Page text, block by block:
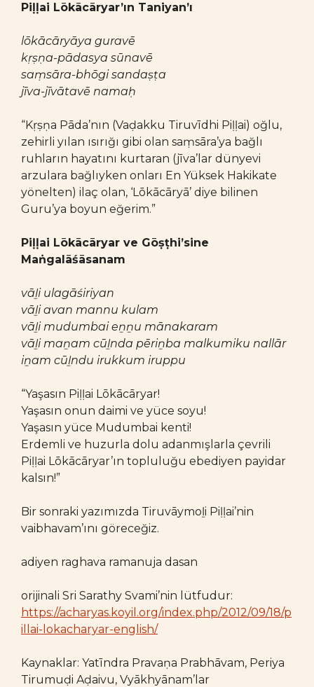
Piḷḷai Lōkācāryar’ın Taniyan’ı
lōkācāryāya guravē
kṛṣṇa-pādasya sūnavē
saṃsāra-bhōgi sandaṣṭa
jīva-jīvātavē namaḥ
“Kṛṣṇa Pāda’nın (Vaḍakku Tiruvīdhi Piḷḷai) oğlu,
zehirli yılan ısırığı gibi olan saṃsāra’ya bağlı
ruhların hayatını kurtaran (jīva’lar dünyevi
arzulara bağlıyken onları En Yüksek Hakikate
yönelten) ilaç olan, ‘Lōkācāryā’ diye bilinen
Guru’ya boyun eğerim.”
Piḷḷai Lōkācāryar ve Gōṣṭhi’sine
Maṅgalāśāsanam
vāḻi ulagāśiriyan
vāḻi avan mannu kulam
vāḻi mudumbai eṉṉu mānakaram
vāḻi maṉam cūḻnda pēriṉba malkumiku nallār
iṉam cūḻndu irukkum iruppu
“Yaşasın Piḷḷai Lōkācāryar!
Yaşasın onun daimi ve yüce soyu!
Yaşasın yüce Mudumbai kenti!
Erdemli ve huzurla dolu adanmışlarla çevrili
Piḷḷai Lōkācāryar’ın topluluğu ebediyen payidar
kalsın!”
Bir sonraki yazımızda Tiruvāymoḻi Piḷḷai’nin
vaibhavam’ını göreceğiz.
adiyen raghava ramanuja dasan
orijinali Sri Sarathy Svami’nin lütfudur:
https://acharyas.koyil.org/index.php/2012/09/18/p
illai-lokacharyar-english/
Kaynaklar: Yatīndra Pravaṇa Prabhāvam, Periya
Tirumuḍi Aḍaivu, Vyākhyānam’lar